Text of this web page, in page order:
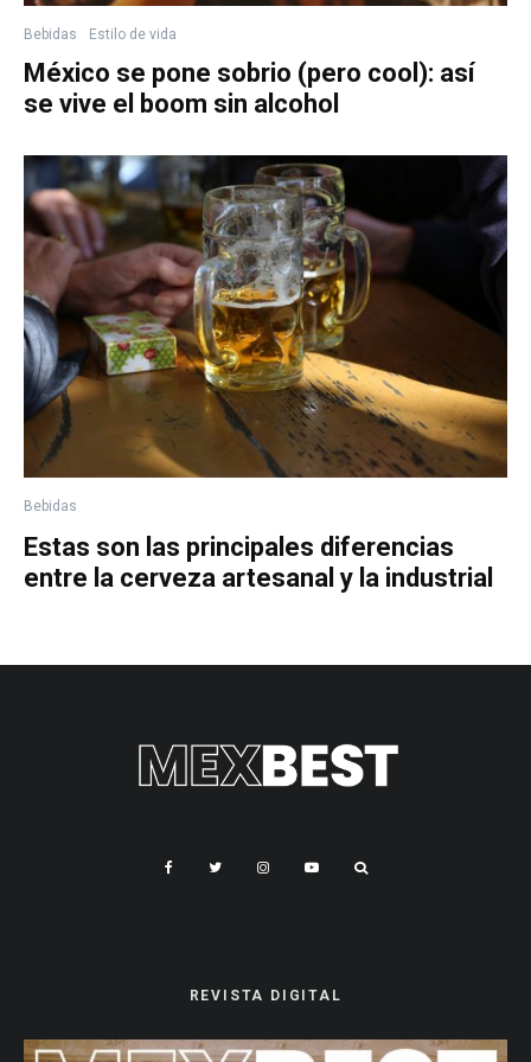
Bebidas Estilo de vida
México se pone sobrio (pero cool): así
se vive el boom sin alcohol
Bebidas
Estas son las principales diferencias
entre la cerveza artesanal y la industrial
REVISTA DIGITAL